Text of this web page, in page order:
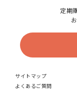
定期
サイトマップ
よくあるご質問